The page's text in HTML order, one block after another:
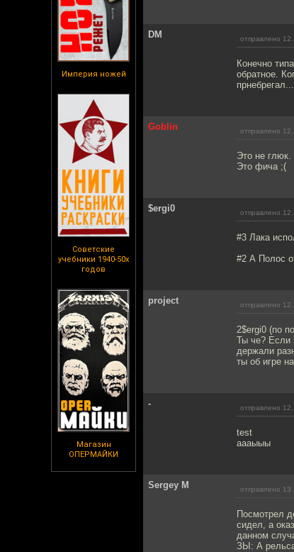
Империя ножей
Советские
учебники 1940-50х
годов
Магазин
ОПЕРМАЙКИ
DM отправлено
Конечно
обратное.
Goblin отправлено
Это не глюк.
Это фича ;(
$ergi0 отправлено
#3 Лака
#2 А Полос
project отправлено
2$ergi0 (по
Ты че? Если
держали
ты об игре
- отправлено
test
аааыыы
Sergey M отправлено
Посмотрел
сидел, а
данном
ЗЫ: А